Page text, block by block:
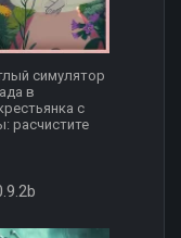
симулятор
в
с
расчистите